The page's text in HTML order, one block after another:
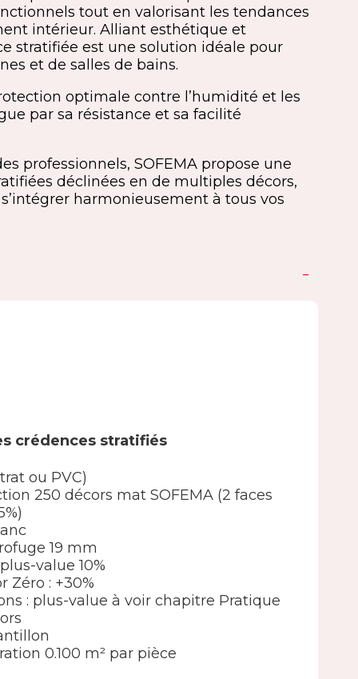
tout en valorisant les tendances
intérieur. Alliant esthétique et
stratifiée est une solution idéale pour
et de salles de bains.
optimale contre l’humidité et les
par sa résistance et sa facilité
professionnels, SOFEMA propose une
déclinées en de multiples décors,
harmonieusement à tous vos
crédences stratifiés
ou PVC)
250 décors mat SOFEMA (2 faces
19 mm
value 10%
Zéro : +30%
: plus-value à voir chapitre Pratique
0.100 m² par pièce